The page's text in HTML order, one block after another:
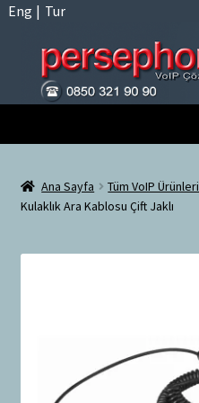
Eng | Tur
Tüm VoIP Ürünleri
Hesabım
Ana Sayfa Tüm VoIP Ürünleri
Kulaklık Ara Kablosu Çift Jaklı